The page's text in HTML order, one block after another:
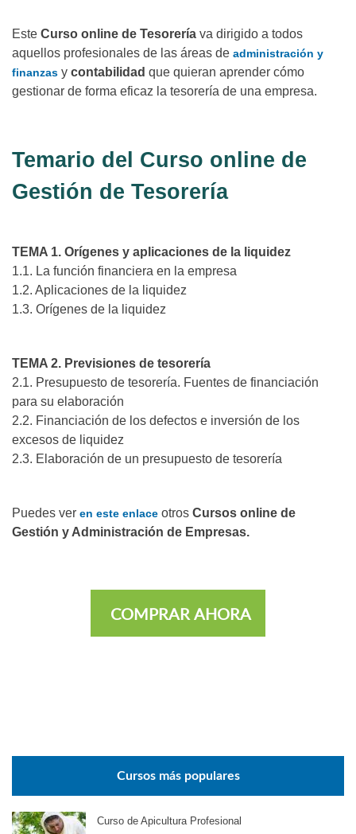
Este Curso online de Tesorería va dirigido a todos
aquellos profesionales de las áreas de administración y
finanzas y contabilidad que quieran aprender cómo
gestionar de forma eficaz la tesorería de una empresa.
Temario del Curso online de
Gestión de Tesorería
TEMA 1. Orígenes y aplicaciones de la liquidez
1.1. La función financiera en la empresa
1.2. Aplicaciones de la liquidez
1.3. Orígenes de la liquidez
TEMA 2. Previsiones de tesorería
2.1. Presupuesto de tesorería. Fuentes de financiación
para su elaboración
2.2. Financiación de los defectos e inversión de los
excesos de liquidez
2.3. Elaboración de un presupuesto de tesorería
Puedes ver en este enlace otros Cursos online de
Gestión y Administración de Empresas.
COMPRAR AHORA
Cursos más populares
Curso de Apicultura Profesional